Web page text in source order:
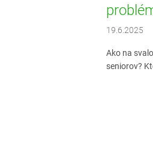
19.6.2025
Ako na
seniorov?